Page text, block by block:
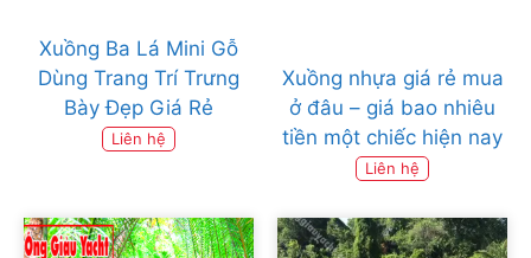
Xuồng Ba Lá Mini Gỗ
Dùng Trang Trí Trưng
Bày Đẹp Giá Rẻ
Liên hệ
Xuồng nhựa giá rẻ mua
ở đâu – giá bao nhiêu
tiền một chiếc hiện nay
Liên hệ